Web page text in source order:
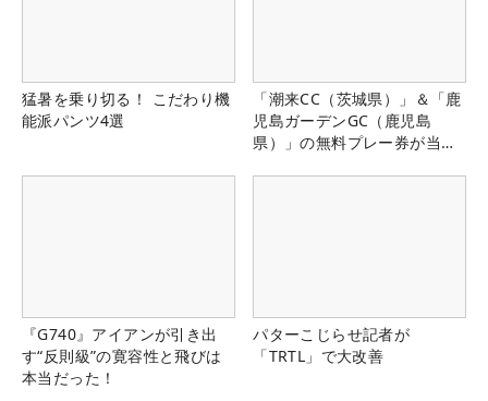
猛暑を乗り切る！ こだわり機
能派パンツ4選
「潮来CC（茨城県）」＆「鹿
児島ガーデンGC（鹿児島
県）」の無料プレー券が当た
『G740』アイアンが引き出
す“反則級”の寛容性と飛びは
本当だった！
パターこじらせ記者が
「TRTL」で大改善